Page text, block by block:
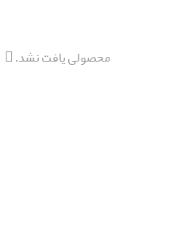
محصولی یافت نشد.